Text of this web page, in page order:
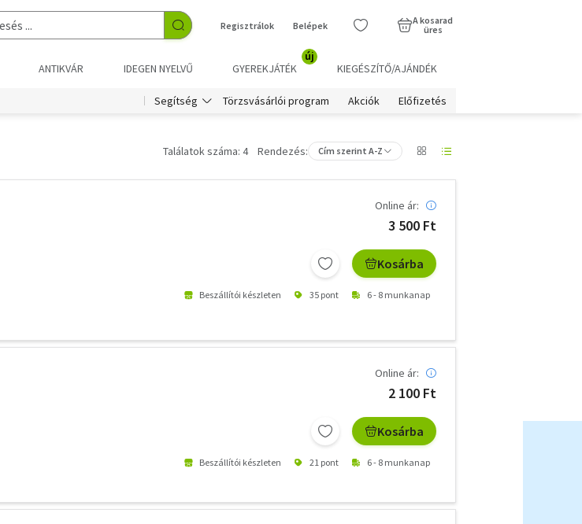
Regisztrálok Belépek
A kosarad
üres
ANTIKVÁR IDEGEN NYELVŰ GYEREKJÁTÉK
új
KIEGÉSZÍTŐ/AJÁNDÉK
Segítség Törzsvásárlói program Akciók Előfizetés
Találatok száma: 4 Rendezés: Cím szerint A-Z
Online ár:
3 500 Ft
Kosárba
Beszállítói készleten 35 pont 6 - 8 munkanap
Online ár:
2 100 Ft
Kosárba
Beszállítói készleten 21 pont 6 - 8 munkanap